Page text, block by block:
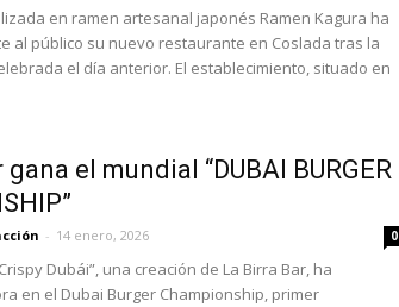
en ramen artesanal japonés Ramen Kagura ha
al público su nuevo restaurante en Coslada tras la
el día anterior. El establecimiento, situado en
el mundial “DUBAI BURGER
- 14 enero, 2026 0
Dubái”, una creación de La Birra Bar, ha
en el Dubai Burger Championship, primer